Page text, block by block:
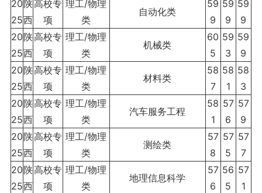
20
25
陕
西
高校专
项
理工/物理
类
自动化类
59
9
59
9
59
9
20
25
陕
西
高校专
项
理工/物理
类
机械类
60
5
59
3
59
9
20
25
陕
西
高校专
项
理工/物理
类
材料类
58
7
58
1
58
3
20
25
陕
西
高校专
项
理工/物理
类
汽车服务工程
58
1
57
6
57
9
20
25
陕
西
高校专
项
理工/物理
类
测绘类
57
8
57
5
57
7
20
25
陕
西
高校专
项
理工/物理
类
地理信息科学
57
6
56
5
57
1